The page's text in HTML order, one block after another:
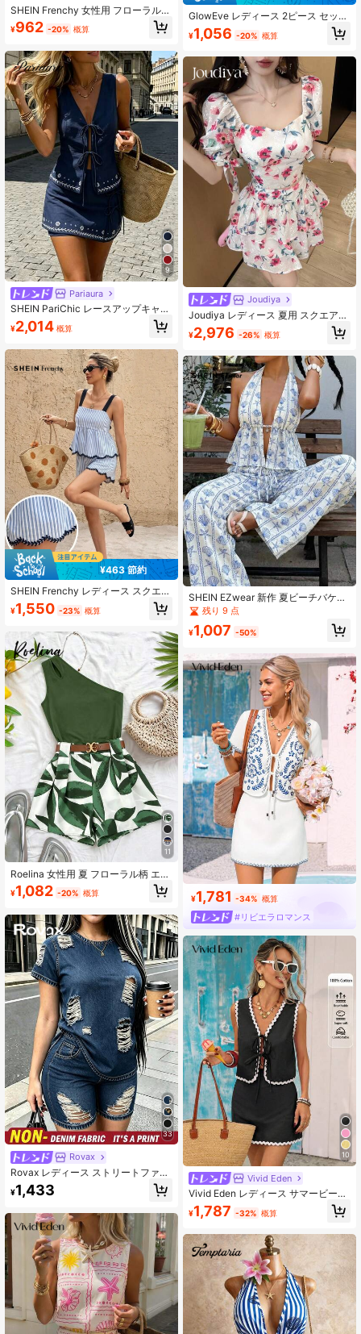
SHEIN Frenchy 女性用 フローラル刺
繍 半袖ボタンアップシャツ&ショー
ツ カジュアル 2ピースセット
¥962 -20% 概算
9
Pariaura
SHEIN PariChic レースアップキャミ
ソールとショーツのセット 2点
¥2,014 概算
¥463 節約
SHEIN Frenchy レディース スクエア
ネック ノースリーブ フリル ストラ
イプ サマーファッション タンクトッ
¥1,550 -23% 概算
11
Roelina 女性用 夏 フローラル柄 エキ
ゾチックバケーションスタイル エレ
ガントセクシー 2ピースセット: アシ
柄 ラッフル ホールドアウト ノース
リーブ フィッティングショーツ 2ピ
ースセット
¥1,082 -20% 概算
33
Rovax
Rovax レディース ストリートファッ
ション ダメージ加工 半袖 クルーネ
ック トップス ポケット付き ショー
¥1,433
GlowEve レディース 2ピース セット
アップ
¥1,056 -20% 概算
Joudiya
Joudiya レディース 夏用 スクエアネ
ック レース 花柄生地 ウエストシャ
ーリング ショートトップス Aライン
点セット
¥2,976 -26% 概算
SHEIN EZwear 新作 夏ビーチバケー
ション 刺繍カジュアルラウンジウェ
ア レディース 2点セット 夏バケーシ
ョンコーデ ボヘミアン 2ピースセッ
残り 9 点
¥1,007 -50%
¥1,781 -34% 概算
#リビエラロマンス
10
Vivid Eden
Vivid Eden レディース サマービーチ
バケーション ラッフル タイフロント
ノースリーブトップ&スコート 2点セ
¥1,787 -32% 概算